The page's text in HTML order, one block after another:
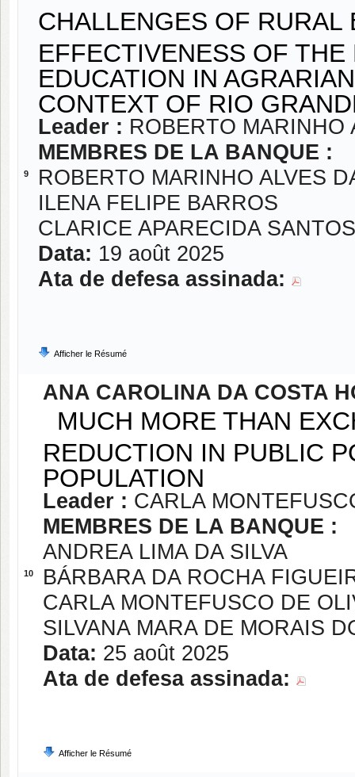
9
CHALLENGES OF RURAL
EFFECTIVENESS OF
EDUCATION IN
CONTEXT OF RIO
Leader : ROBERTO MARINHO
MEMBRES DE LA BANQUE :
ROBERTO MARINHO ALVES
ILENA FELIPE BARROS
CLARICE APARECIDA SANTOS
Data: 19 août 2025
Ata de defesa assinada:
Afficher le Résumé
10
ANA CAROLINA DA COSTA
MUCH MORE THAN
REDUCTION IN PUBLIC
POPULATION
Leader : CARLA
MEMBRES DE LA BANQUE :
ANDREA LIMA DA SILVA
BÁRBARA DA ROCHA
CARLA MONTEFUSCO DE
SILVANA MARA DE MORAIS
Data: 25 août 2025
Ata de defesa assinada:
Afficher le Résumé